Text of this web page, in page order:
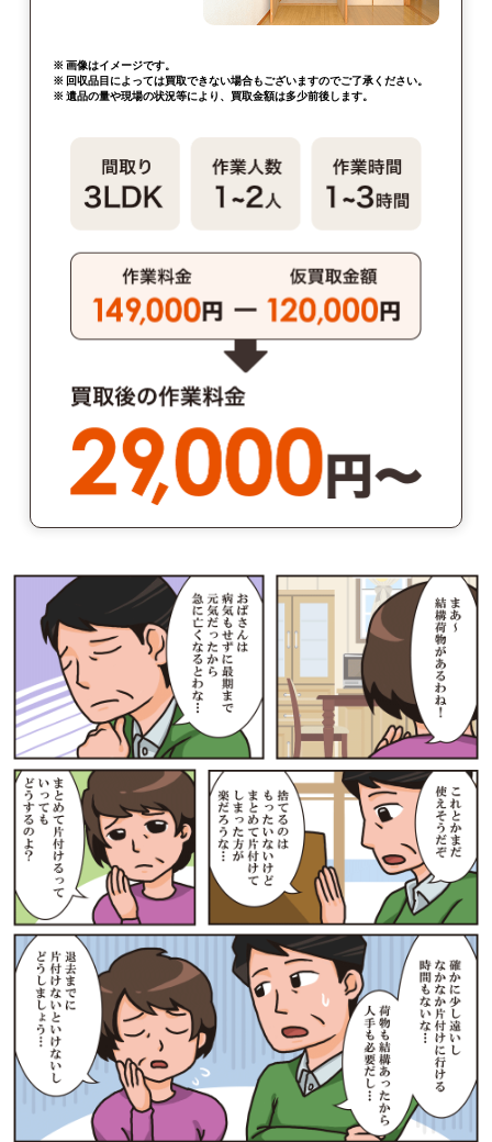
※ 画像はイメージです。
※ 回収品目によっては買取できない場合もございますのでご了承ください。
※ 遺品の量や現場の状況等により、買取金額は多少前後します。